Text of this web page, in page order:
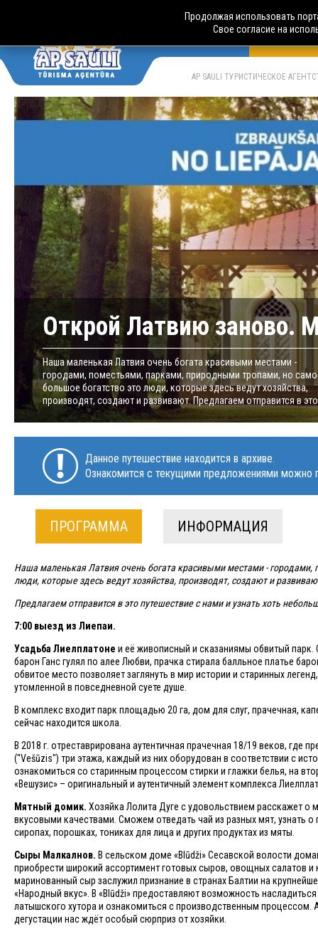
AP SAULI ТУРИСТИЧЕСКОЕ
Открой Латвию заново.
Наша маленькая Латвия очень богата красивыми местами -
городами, поместьями, парками, природными тропами, но
большое богатство это люди, которые здесь ведут хозяйства,
производят, создают и развивают. Предлагаем отправится в
Данное путешествие находится в архиве.
Ознакомится с текущими предложениями можно
ПРОГРАММА ИНФОРМАЦИЯ
Наша маленькая Латвия очень богата красивыми местами -
люди, которые здесь ведут хозяйства, производят, создают и
Предлагаем отправится в это путешествие с нами и узнать хоть
7:00 выезд из Лиепаи.
Усадьба Лиелплатонe и её живописный и сказаниямы обвитый
барон Ганс гулял по алее Любви, прачка стирала балльное платье
обвитое место позволяет заглянуть в мир истории и старинных
утомленной в повседневной суете душе.
В комплекс входит парк площадью 20 га, дом для слуг, прачечная,
сейчас находится школа.
В 2018 г. отреставрирована аутентичная прачечная 18/19 веков, где
("Vešūzis") три этажа, каждый из них оборудован в соответствии с
ознакомиться со старинным процессом стирки и глажки белья, на
«Вешузис» – оригинальный и аутентичный элемент комплекса
Мятный домик. Хозяйка Лолита Дуге с удовольствием расскажет
вкусовыми качествами. Сможем отведать чай из разных мят, узнать
сиропах, порошках, тониках для лица и других продуктах из мяты.
Сыры Малкалнов. В сельском доме «Blūdži» Сесавской волости
приобрести широкий ассортимент готовых сыров, овощных салатов
маринованный сыр заслужил признание в странах Балтии на
«Народный вкус». В «Blūdži» предоставляют возможность
латышского хутора и ознакомиться с производственным
дегустации нас ждёт особый сюрприз от хозяйки.
Продолжая использовать
Свое согласие на